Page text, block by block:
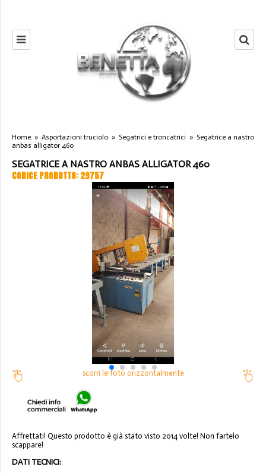
Home » Asportazioni truciolo » Segatrici e troncatrici » Segatrice a nastro
anbas alligator 460
SEGATRICE A NASTRO ANBAS ALLIGATOR 460
CODICE PRODOTTO: 29757
scorri le foto orizzontalmente
Affrettati! Questo prodotto è già stato visto 2014 volte! Non fartelo
scappare!
DATI TECNICI: